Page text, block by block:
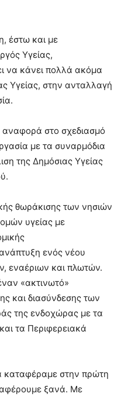
έστω και με
Υγείας,
να κάνει πολλά ακόμα
Υγείας, στην ανταλλαγή
αναφορά στο σχεδιασμό
με τα συναρμόδια
της Δημόσιας Υγείας
θωράκισης των νησιών
υγείας με
ενός νέου
εναέριων και πλωτών.
«ακτινωτό»
και διασύνδεσης των
της ενδοχώρας με τα
τα Περιφερειακά
καταφέραμε στην πρώτη
ξανά. Με